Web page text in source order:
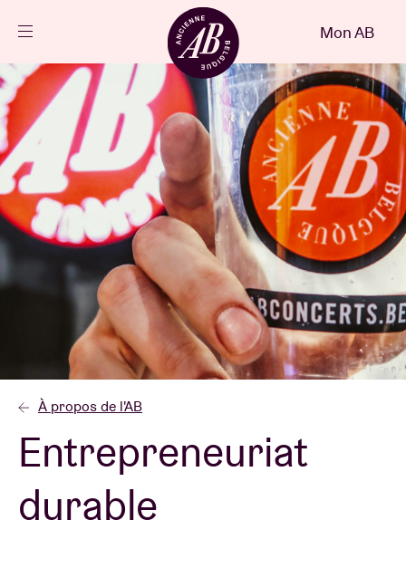
FR
Agenda
Projets
Actualités
Infos visiteurs
AB ❤ you
Location de salles
BRDCST
Mon AB
À propos de l'AB
Entrepreneuriat
durable